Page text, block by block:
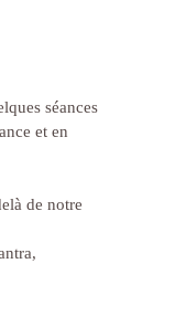
séances
et en
de notre